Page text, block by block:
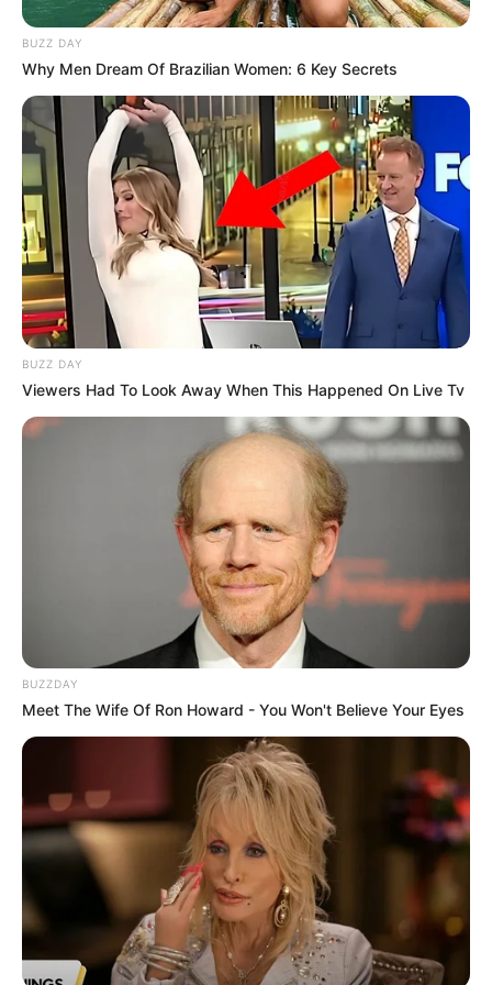
BUZZ DAY
Why Men Dream Of Brazilian Women: 6 Key Secrets
BUZZ DAY
Viewers Had To Look Away When This Happened On Live Tv
BUZZDAY
Meet The Wife Of Ron Howard - You Won't Believe Your Eyes